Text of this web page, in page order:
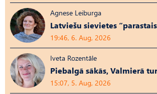
Agnese Leiburga
Latviešu sievietes
19:46, 6. Aug, 2026
Iveta Rozentāle
Piebalgā sākās, Valmierā
15:07, 5. Aug, 2026